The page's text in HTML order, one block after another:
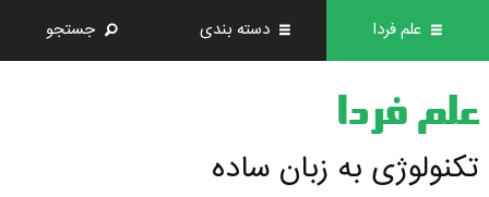
علم فردا دسته بندی جستجو
علم فردا
تکنولوژی به زبان ساده